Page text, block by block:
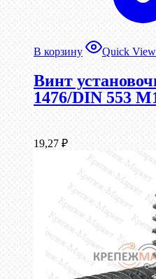
В корзину Quick View
Винт
1476/DIN 553
19,27 ₽